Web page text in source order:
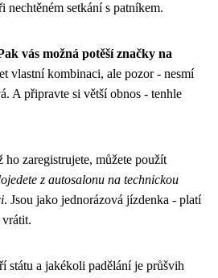
nechtěném setkání s patníkem.
vás možná potěší značky na
vlastní kombinaci, ale pozor - nesmí
A připravte si větší obnos - tenhle
zaregistrujete, můžete použít
z autosalonu na technickou
. Jsou jako jednorázová jízdenka - platí
státu a jakékoli padělání je průšvih